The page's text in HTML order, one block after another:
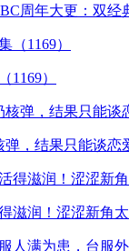
周年大更：双经
1169）
，结果只能谈恋
滋润！涩涩新角